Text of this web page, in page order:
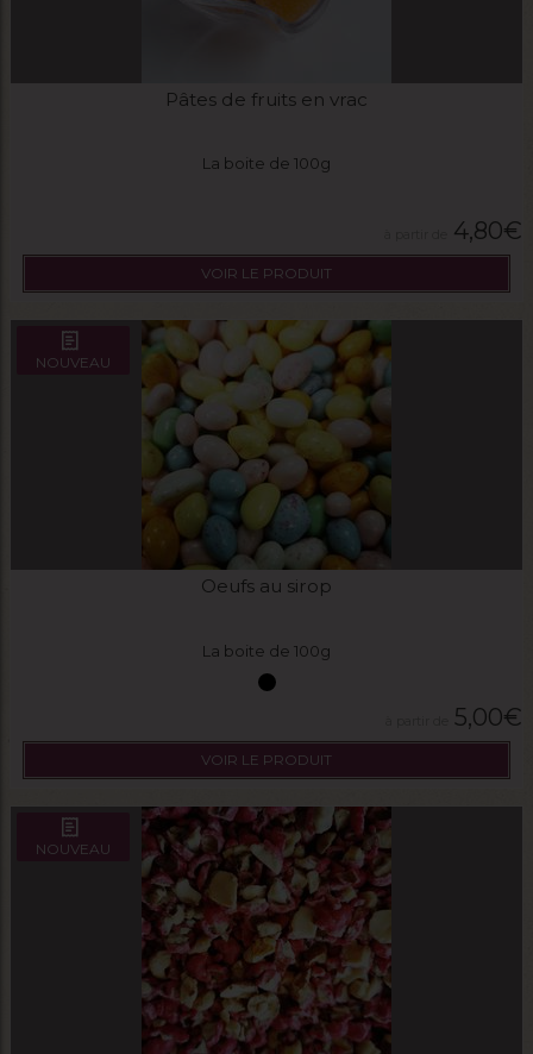
Pâtes de fruits en vrac
La boite de 100g
4,80€
VOIR LE PRODUIT
NOUVEAU
Oeufs au sirop
La boite de 100g
5,00€
VOIR LE PRODUIT
NOUVEAU